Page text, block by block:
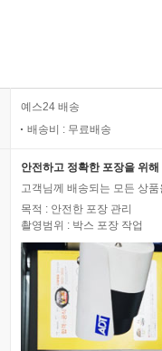
예스24 배송
배송비 : 무료배송
안전하고 정확한 포장을 위
고객님께 배송되는 모든 상
목적 : 안전한 포장 관리
촬영범위 : 박스 포장 작업